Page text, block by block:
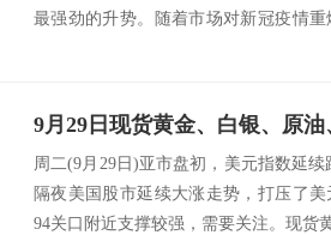
最强劲的升势。随着市场对新冠疫情
9月29日现货黄金、白银、原
周二(9月29日)亚市盘初，美元指数延
隔夜美国股市延续大涨走势，打压了
94关口附近支撑较强，需要关注。现货